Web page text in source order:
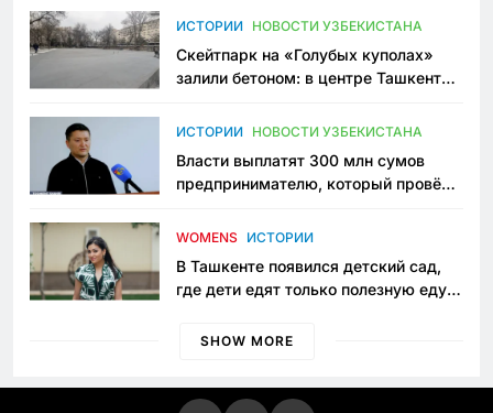
Узбекистане
ИСТОРИИ НОВОСТИ УЗБЕКИСТАНА
Скейтпарк на «Голубых куполах»
залили бетоном: в центре Ташкента
пространство
ИСТОРИИ НОВОСТИ УЗБЕКИСТАНА
Власти выплатят 300 млн сумов
предпринимателю, который провёл
приговору
WOMENS ИСТОРИИ
В Ташкенте появился детский сад,
где дети едят только полезную еду.
просить «кашу без сахара»
SHOW MORE